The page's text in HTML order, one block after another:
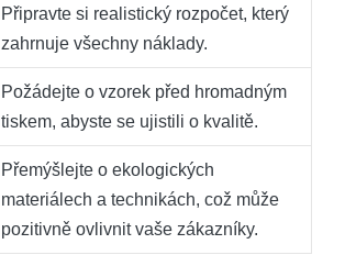
Připravte si realistický rozpočet, který
zahrnuje všechny náklady.
Požádejte o vzorek před hromadným
tiskem, abyste se ujistili o kvalitě.
Přemýšlejte o ekologických
materiálech a technikách, což může
pozitivně ovlivnit vaše zákazníky.